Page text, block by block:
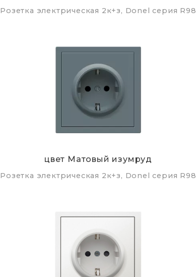
Розетка электрическая 2к+з, Donel серия R98
цвет Матовый изумруд
Розетка электрическая 2к+з, Donel серия R98